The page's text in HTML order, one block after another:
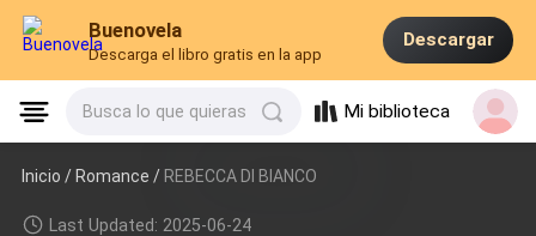
Buenovela
Descarga el libro gratis en la app
Descargar
Busca lo que quieras Mi biblioteca
Inicio /Romance / REBECCA DI BIANCO
Last Updated: 2025-06-24